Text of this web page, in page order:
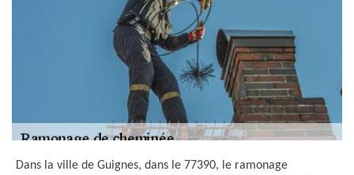
Dans la ville de Guignes, dans le 77390, le ramonage